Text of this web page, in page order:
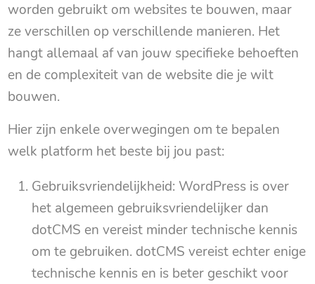
worden gebruikt om websites te bouwen, maar
ze verschillen op verschillende manieren. Het
hangt allemaal af van jouw specifieke behoeften
en de complexiteit van de website die je wilt
bouwen.
Hier zijn enkele overwegingen om te bepalen
welk platform het beste bij jou past:
Gebruiksvriendelijkheid: WordPress is over
het algemeen gebruiksvriendelijker dan
dotCMS en vereist minder technische kennis
om te gebruiken. dotCMS vereist echter enige
technische kennis en is beter geschikt voor